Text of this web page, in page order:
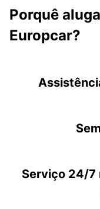
Porquê
Europcar?
Serviço 24/7